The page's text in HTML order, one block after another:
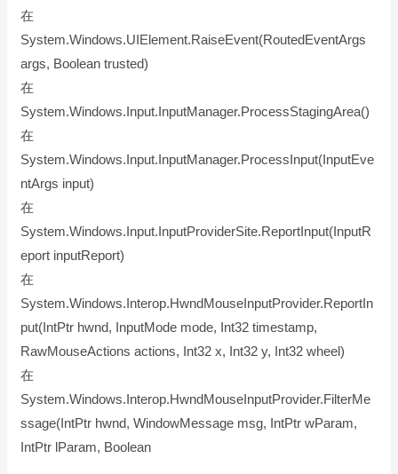
在
System.Windows.UIElement.RaiseEvent(RoutedEventArgs
args, Boolean trusted)
在
System.Windows.Input.InputManager.ProcessStagingArea()
在
System.Windows.Input.InputManager.ProcessInput(InputEve
ntArgs input)
在
System.Windows.Input.InputProviderSite.ReportInput(InputR
eport inputReport)
在
System.Windows.Interop.HwndMouseInputProvider.ReportIn
put(IntPtr hwnd, InputMode mode, Int32 timestamp,
RawMouseActions actions, Int32 x, Int32 y, Int32 wheel)
在
System.Windows.Interop.HwndMouseInputProvider.FilterMe
ssage(IntPtr hwnd, WindowMessage msg, IntPtr wParam,
IntPtr lParam, Boolean